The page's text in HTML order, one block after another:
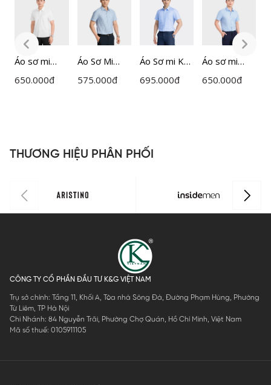
Áo sơ mi
ngắn tay
0
650.000đ
Áo Sơ Mi
Nam
575.000đ
Áo Sơ mi Kẻ
Nam
695.000đ
Áo sơ mi
ngắn tay
650.000đ
THƯƠNG HIỆU PHÂN PHỐI
CÔNG TY CỔ PHẦN ĐẦU TƯ K&G VIỆT NAM
Trụ sở chính: Tầng 11, Khối A, Tòa nhà Sông Đà, Đường Phạm Hùng, Phường
Từ Liêm, TP Hà Nội
Chi Nhánh: 84 Nguyễn Trãi, Phường Chợ Quán, Hồ Chí Minh, Việt Nam
Mã số thuế: 0105911105